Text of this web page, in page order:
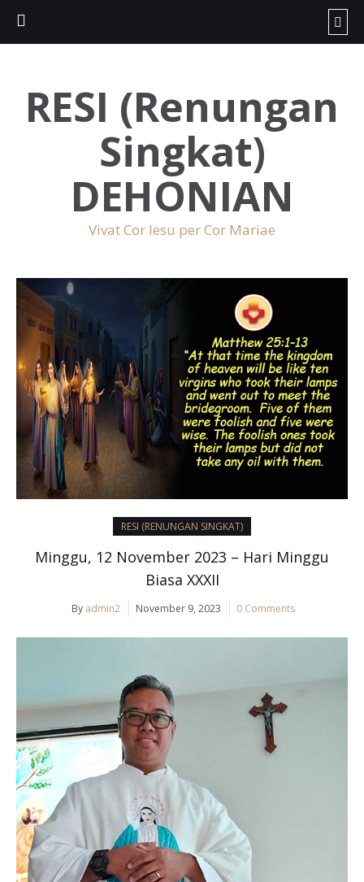
RESI (Renungan
Singkat)
DEHONIAN
Vivat Cor Iesu per Cor Mariae
RESI (RENUNGAN SINGKAT)
Minggu, 12 November 2023 – Hari Minggu
Biasa XXXII
By admin2 November 9, 2023 0 Comments